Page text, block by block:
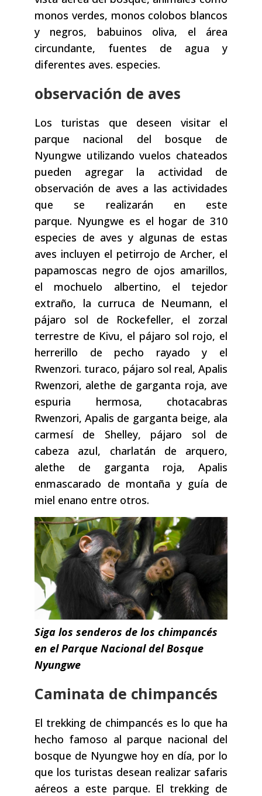
monos verdes, monos colobos blancos
y negros, babuinos oliva, el área
circundante, fuentes de agua y
diferentes aves. especies.
observación de aves
Los turistas que deseen visitar el
parque nacional del bosque de
Nyungwe utilizando vuelos chateados
pueden agregar la actividad de
observación de aves a las actividades
que se realizarán en este
parque. Nyungwe es el hogar de 310
especies de aves y algunas de estas
aves incluyen el petirrojo de Archer, el
papamoscas negro de ojos amarillos,
el mochuelo albertino, el tejedor
extraño, la curruca de Neumann, el
pájaro sol de Rockefeller, el zorzal
terrestre de Kivu, el pájaro sol rojo, el
herrerillo de pecho rayado y el
Rwenzori. turaco, pájaro sol real, Apalis
Rwenzori, alethe de garganta roja, ave
espuria hermosa, chotacabras
Rwenzori, Apalis de garganta beige, ala
carmesí de Shelley, pájaro sol de
cabeza azul, charlatán de arquero,
alethe de garganta roja, Apalis
enmascarado de montaña y guía de
miel enano entre otros.
Siga los senderos de los chimpancés
en el Parque Nacional del Bosque
Nyungwe
Caminata de chimpancés
El trekking de chimpancés es lo que ha
hecho famoso al parque nacional del
bosque de Nyungwe hoy en día, por lo
que los turistas desean realizar safaris
aéreos a este parque. El trekking de